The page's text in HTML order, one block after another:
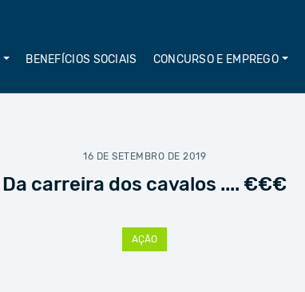
BENEFÍCIOS SOCIAIS CONCURSO E EMPREGO
16 DE SETEMBRO DE 2019
Da carreira dos cavalos .... €€€
AÇÃO